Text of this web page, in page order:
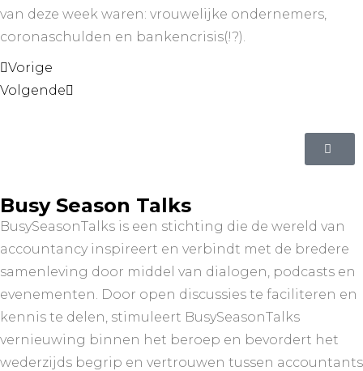
van deze week waren: vrouwelijke ondernemers,
coronaschulden en bankencrisis(!?).
Vorige
Volgende
Busy Season Talks
BusySeasonTalks is een stichting die de wereld van
accountancy inspireert en verbindt met de bredere
samenleving door middel van dialogen, podcasts en
evenementen. Door open discussies te faciliteren en
kennis te delen, stimuleert BusySeasonTalks
vernieuwing binnen het beroep en bevordert het
wederzijds begrip en vertrouwen tussen accountants